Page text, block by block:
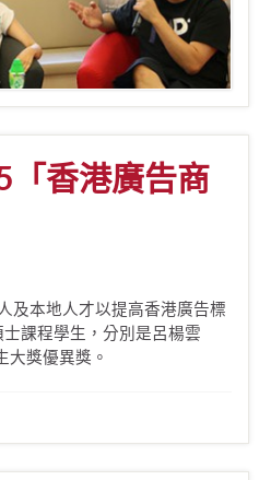
「香港廣告商
及本地人才以提高香港廣告標
課程學生，分別是呂楊雲
大獎優異獎。